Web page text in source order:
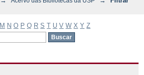
M N O P Q R S T U V W X Y Z